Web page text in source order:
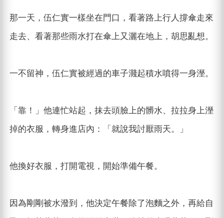
那一天，伍仁實一樣坐在門口，看著路上行人撐傘走來
走去、看著那些雨水打在傘上又灑在地上，胡思亂想。
一不留神，伍仁實被經過的車子濺起積水噴得一身溼。
「靠！」他連忙站起，抹去頭臉上的髒水、拉拉身上溼
掉的衣服，轉身進店內：「就說我討厭雨天。」
他換好衣服，打開電視，開始準備午餐。
因為剛剛被水潑到，他決定午餐除了泡麵之外，再給自